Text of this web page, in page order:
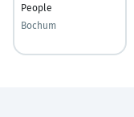
People
Bochum